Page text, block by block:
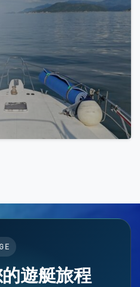
的遊艇旅程